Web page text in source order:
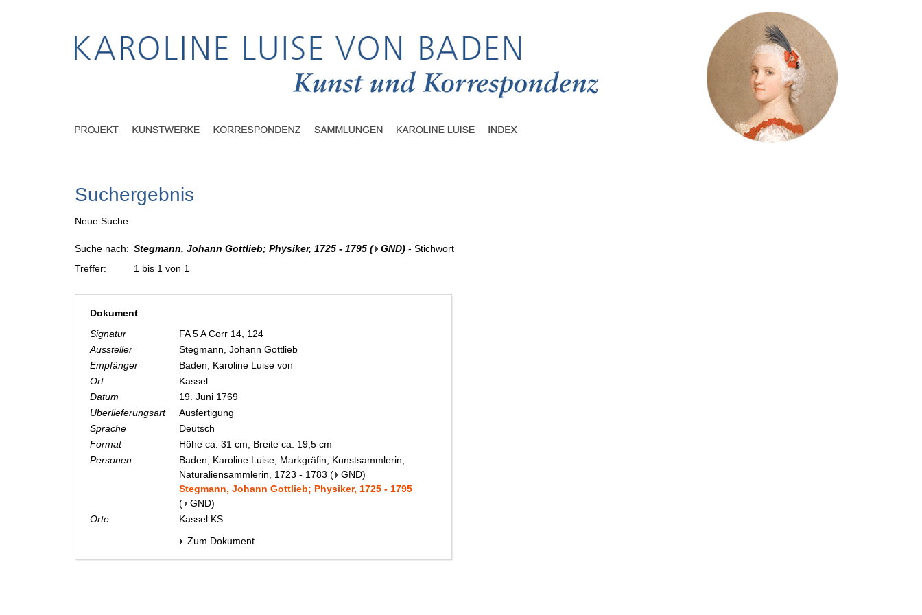
Suchergebnis
Neue Suche
Suche nach: Stegmann, Johann Gottlieb; Physiker, 1725 - 1795 ( GND) - Stichwort
Treffer:
1 bis 1 von 1
Dokument
Signatur
FA 5 A Corr 14, 124
Aussteller
Stegmann, Johann Gottlieb
Empfänger
Baden, Karoline Luise von
Ort
Kassel
Datum
19. Juni 1769
Überlieferungsart
Ausfertigung
Sprache
Deutsch
Format
Höhe ca. 31 cm, Breite ca. 19,5 cm
Personen
Baden, Karoline Luise; Markgräfin; Kunstsammlerin,
Naturaliensammlerin, 1723 - 1783 ( GND)
Stegmann, Johann Gottlieb; Physiker, 1725 - 1795
(
GND)
Orte
Kassel KS
Zum Dokument